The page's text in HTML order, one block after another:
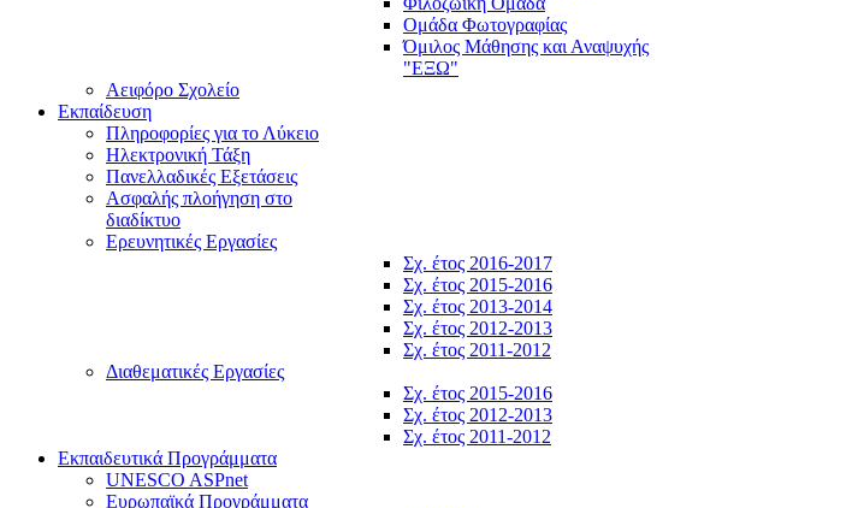
Ομάδα Φωτογραφίας
Όμιλος Μάθησης και Αναψυχής
"ΕΞΩ"
Αειφόρο Σχολείο
Εκπαίδευση
Πληροφορίες για το Λύκειο
Ηλεκτρονική Τάξη
Πανελλαδικές Εξετάσεις
Ασφαλής πλοήγηση στο
διαδίκτυο
Ερευνητικές Εργασίες
Σχ. έτος 2016-2017
Σχ. έτος 2015-2016
Σχ. έτος 2013-2014
Σχ. έτος 2012-2013
Σχ. έτος 2011-2012
Διαθεματικές Εργασίες
Σχ. έτος 2015-2016
Σχ. έτος 2012-2013
Σχ. έτος 2011-2012
Εκπαιδευτικά Προγράμματα
UNESCO ASPnet
Ευρωπαϊκά Προγράμματα